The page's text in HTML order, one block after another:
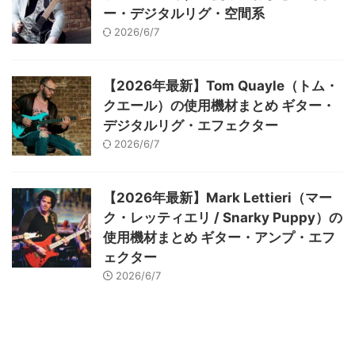
ー・デジタルリグ・空間系
2026/6/7
【2026年最新】Tom Quayle（トム・
クエール）の使用機材まとめ ギター・
デジタルリグ・エフェクター
2026/6/7
【2026年最新】Mark Lettieri（マー
ク・レッティエリ / Snarky Puppy）の
使用機材まとめ ギター・アンプ・エフ
ェクター
2026/6/7